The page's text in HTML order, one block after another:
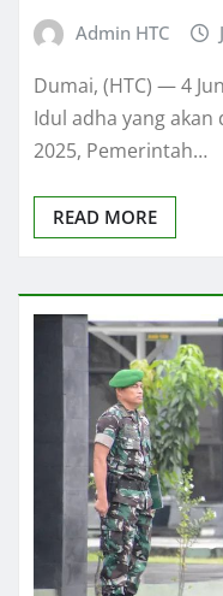
Admin HTC
Dumai, (HTC) — 4
Idul adha yang akan
2025, Pemerintah…
READ MORE